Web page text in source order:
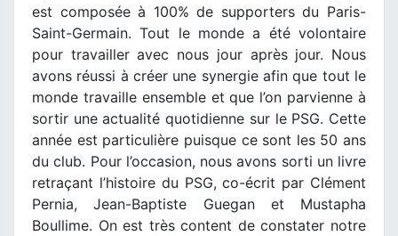
est composée à 100% de supporters du Paris-
Saint-Germain. Tout le monde a été volontaire
pour travailler avec nous jour après jour. Nous
avons réussi à créer une synergie afin que tout le
monde travaille ensemble et que l’on parvienne à
sortir une actualité quotidienne sur le PSG. Cette
année est particulière puisque ce sont les 50 ans
du club. Pour l’occasion, nous avons sorti un livre
retraçant l’histoire du PSG, co-écrit par Clément
Pernia, Jean-Baptiste Guegan et Mustapha
Boullime. On est très content de constater notre